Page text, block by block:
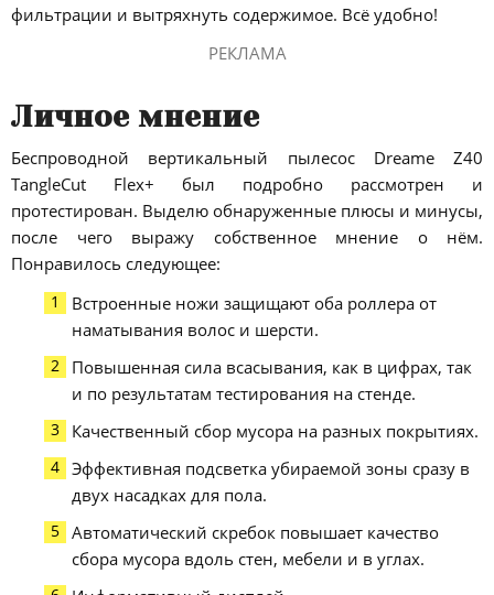
фильтрации и вытряхнуть содержимое. Всё удобно!
РЕКЛАМА
Личное мнение
Беспроводной вертикальный пылесос Dreame Z40
TangleCut Flex+ был подробно рассмотрен и
протестирован. Выделю обнаруженные плюсы и минусы,
после чего выражу собственное мнение о нём.
Понравилось следующее:
Встроенные ножи защищают оба роллера от
наматывания волос и шерсти.
Повышенная сила всасывания, как в цифрах, так
и по результатам тестирования на стенде.
Качественный сбор мусора на разных покрытиях.
Эффективная подсветка убираемой зоны сразу в
двух насадках для пола.
Автоматический скребок повышает качество
сбора мусора вдоль стен, мебели и в углах.